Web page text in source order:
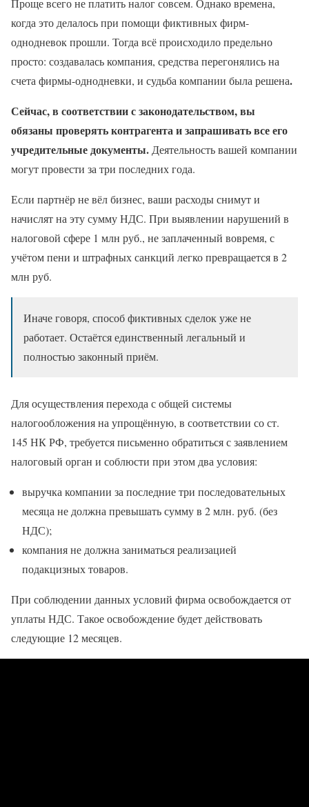
Проще всего не платить налог совсем. Однако времена,
когда это делалось при помощи фиктивных фирм-
однодневок прошли. Тогда всё происходило предельно
просто: создавалась компания, средства перегонялись на
счета фирмы-однодневки, и судьба компании была решена.
Сейчас, в соответствии с законодательством, вы
обязаны проверять контрагента и запрашивать все его
учредительные документы. Деятельность вашей компании
могут провести за три последних года.
Если партнёр не вёл бизнес, ваши расходы снимут и
начислят на эту сумму НДС. При выявлении нарушений в
налоговой сфере 1 млн руб., не заплаченный вовремя, с
учётом пени и штрафных санкций легко превращается в 2
млн руб.
Иначе говоря, способ фиктивных сделок уже не
работает. Остаётся единственный легальный и
полностью законный приём.
Для осуществления перехода с общей системы
налогообложения на упрощённую, в соответствии со ст.
145 НК РФ, требуется письменно обратиться с заявлением
налоговый орган и соблюсти при этом два условия:
выручка компании за последние три последовательных
месяца не должна превышать сумму в 2 млн. руб. (без
НДС);
компания не должна заниматься реализацией
подакцизных товаров.
При соблюдении данных условий фирма освобождается от
уплаты НДС. Такое освобождение будет действовать
следующие 12 месяцев.